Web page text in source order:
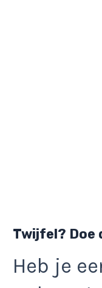
Twijfel? Doe
Heb je